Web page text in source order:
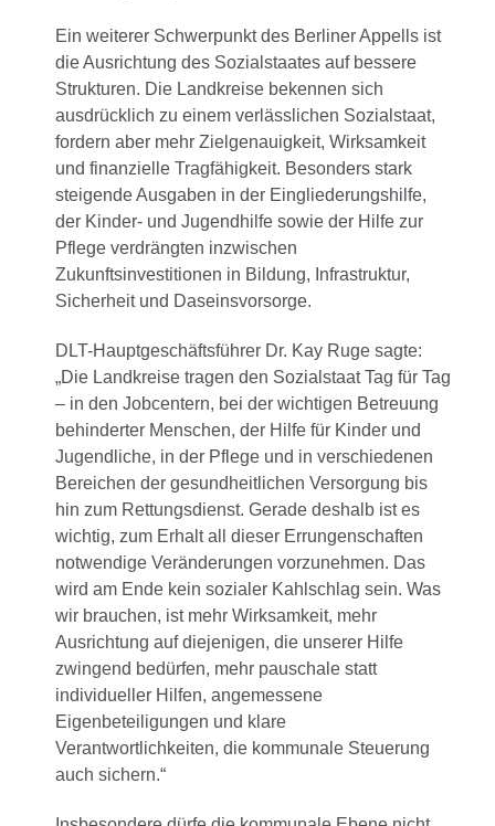
Ein weiterer Schwerpunkt des Berliner Appells ist
die Ausrichtung des Sozialstaates auf bessere
Strukturen. Die Landkreise bekennen sich
ausdrücklich zu einem verlässlichen Sozialstaat,
fordern aber mehr Zielgenauigkeit, Wirksamkeit
und finanzielle Tragfähigkeit. Besonders stark
steigende Ausgaben in der Eingliederungshilfe,
der Kinder- und Jugendhilfe sowie der Hilfe zur
Pflege verdrängten inzwischen
Zukunftsinvestitionen in Bildung, Infrastruktur,
Sicherheit und Daseinsvorsorge.
DLT-Hauptgeschäftsführer Dr. Kay Ruge sagte:
„Die Landkreise tragen den Sozialstaat Tag für Tag
– in den Jobcentern, bei der wichtigen Betreuung
behinderter Menschen, der Hilfe für Kinder und
Jugendliche, in der Pflege und in verschiedenen
Bereichen der gesundheitlichen Versorgung bis
hin zum Rettungsdienst. Gerade deshalb ist es
wichtig, zum Erhalt all dieser Errungenschaften
notwendige Veränderungen vorzunehmen. Das
wird am Ende kein sozialer Kahlschlag sein. Was
wir brauchen, ist mehr Wirksamkeit, mehr
Ausrichtung auf diejenigen, die unserer Hilfe
zwingend bedürfen, mehr pauschale statt
individueller Hilfen, angemessene
Eigenbeteiligungen und klare
Verantwortlichkeiten, die kommunale Steuerung
auch sichern.“